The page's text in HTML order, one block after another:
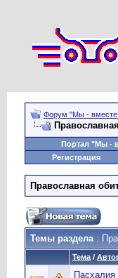
Форум "Мы -
Портал "Мы -
Регистрация
Православная
Темы раздела:
Тема /
Пасхалия